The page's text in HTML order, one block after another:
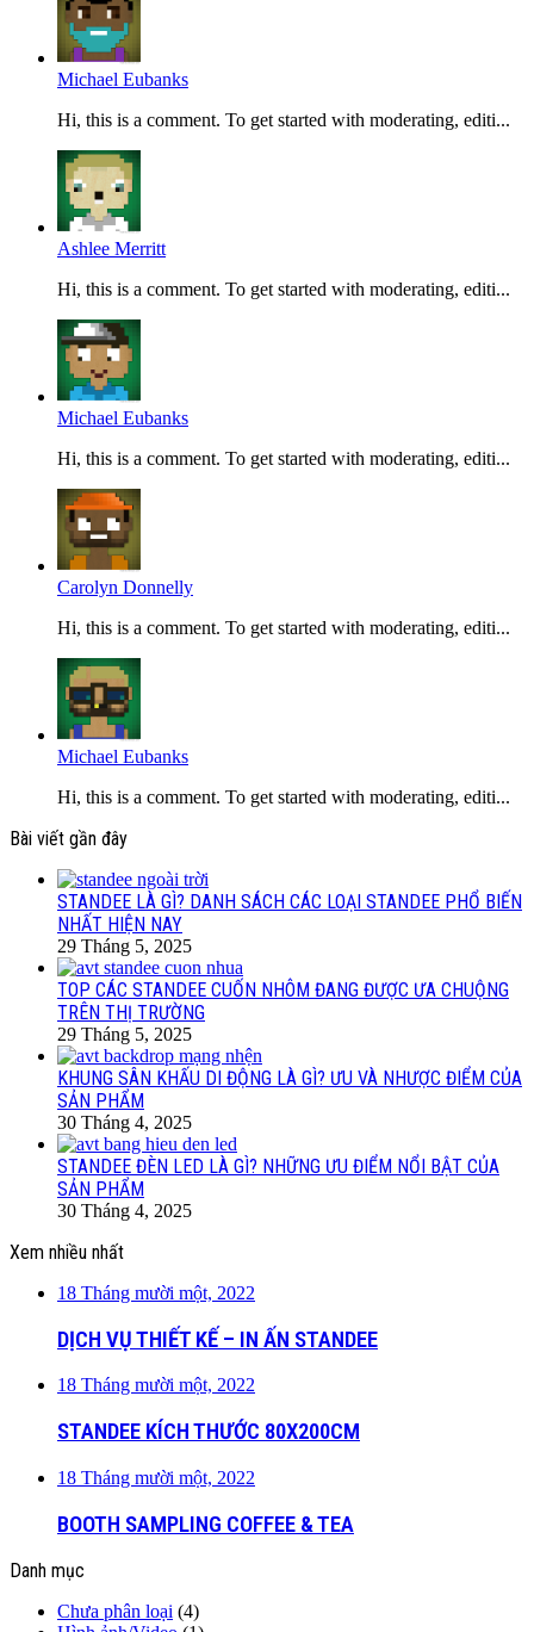
Michael Eubanks
Hi, this is a comment. To get started with moderating, editi...
Ashlee Merritt
Hi, this is a comment. To get started with moderating, editi...
Michael Eubanks
Hi, this is a comment. To get started with moderating, editi...
Carolyn Donnelly
Hi, this is a comment. To get started with moderating, editi...
Michael Eubanks
Hi, this is a comment. To get started with moderating, editi...
Bài viết gần đây
STANDEE LÀ GÌ? DANH SÁCH CÁC LOẠI STANDEE PHỔ BIẾN
NHẤT HIỆN NAY
29 Tháng 5, 2025
TOP CÁC STANDEE CUỐN NHÔM ĐANG ĐƯỢC ƯA CHUỘNG
TRÊN THỊ TRƯỜNG
29 Tháng 5, 2025
KHUNG SÂN KHẤU DI ĐỘNG LÀ GÌ? ƯU VÀ NHƯỢC ĐIỂM CỦA
SẢN PHẨM
30 Tháng 4, 2025
STANDEE ĐÈN LED LÀ GÌ? NHỮNG ƯU ĐIỂM NỔI BẬT CỦA
SẢN PHẨM
30 Tháng 4, 2025
Xem nhiều nhất
18 Tháng mười một, 2022
DỊCH VỤ THIẾT KẾ – IN ẤN STANDEE
18 Tháng mười một, 2022
STANDEE KÍCH THƯỚC 80X200CM
18 Tháng mười một, 2022
BOOTH SAMPLING COFFEE & TEA
Danh mục
Chưa phân loại (4)